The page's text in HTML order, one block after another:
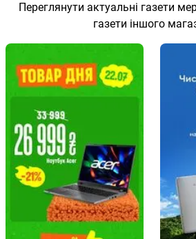
Переглянути актуальні газети
газети іншого